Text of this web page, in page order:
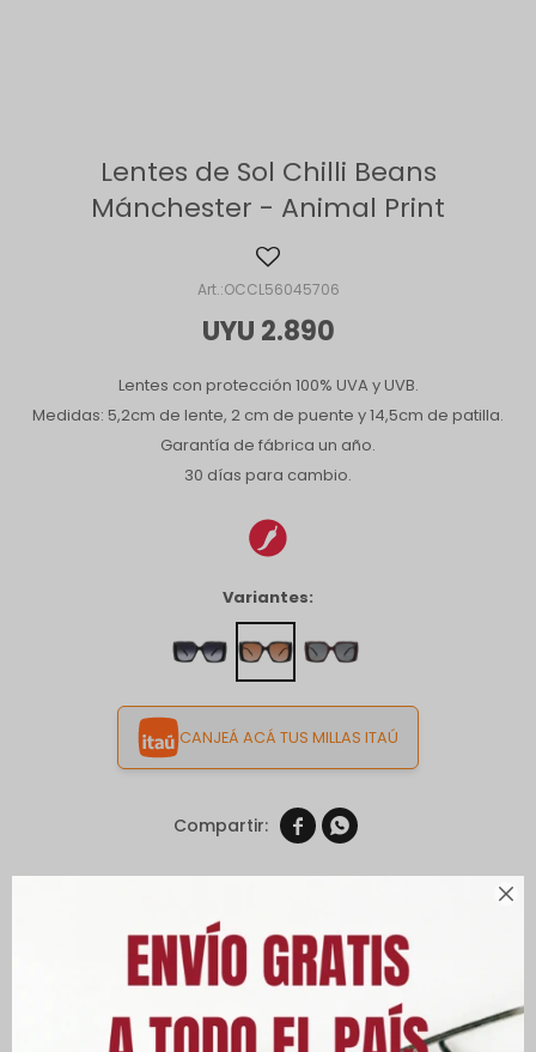

Lentes de Sol Chilli Beans
Mánchester - Animal Print
OCCL56045706
UYU 2.890
Lentes con protección 100% UVA y UVB.
Medidas: 5,2cm de lente, 2 cm de puente y 14,5cm de patilla.
Garantía de fábrica un año.
30 días para cambio.
Variantes:
CANJEÁ ACÁ TUS MILLAS ITAÚ
 
Cambios y Devoluciones
Medios de pago
Características